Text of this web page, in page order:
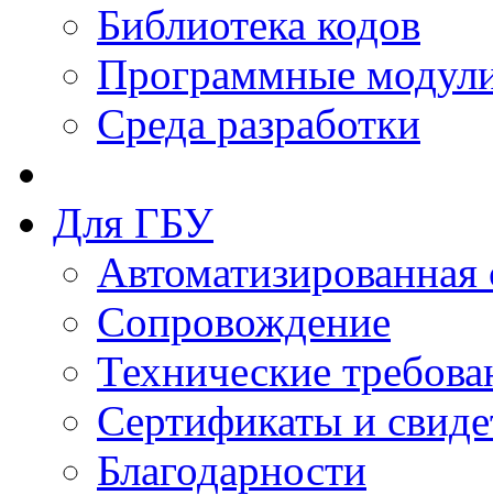
Библиотека кодов
Программные
Среда разработки
Для ГБУ
Сопровождение
Технические
Сертификаты и
Благодарности